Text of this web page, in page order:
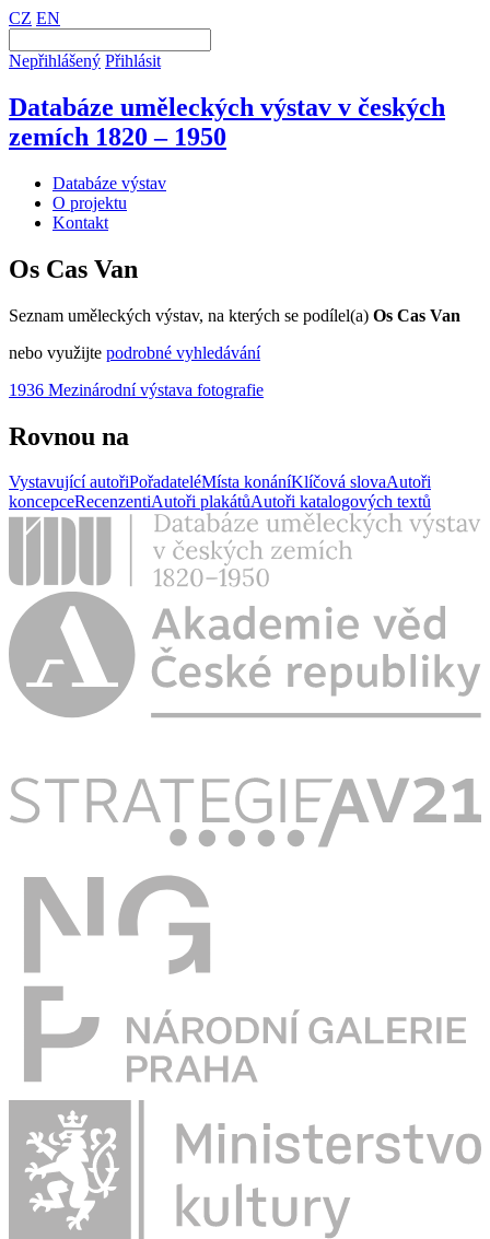
CZ EN
Nepřihlášený Přihlásit
Databáze uměleckých výstav v českých
zemích 1820 – 1950
Databáze výstav
O projektu
Kontakt
Os Cas Van
Seznam uměleckých výstav, na kterých se podílel(a) Os Cas Van
nebo využijte podrobné vyhledávání
1936 Mezinárodní výstava fotografie
Rovnou na
Vystavující autořiPořadateléMísta konáníKlíčová slovaAutoři
koncepceRecenzentiAutoři plakátůAutoři katalogových textů